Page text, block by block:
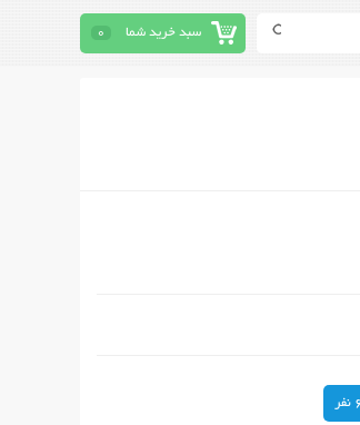
سبد خرید شما 0